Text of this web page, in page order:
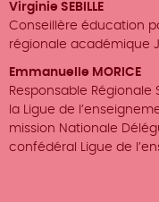
Virginie SEBILLE
Conseillère éducation
régionale académique
Emmanuelle MORICE
Responsable
la Ligue de
mission Nationale
confédéral Ligue de